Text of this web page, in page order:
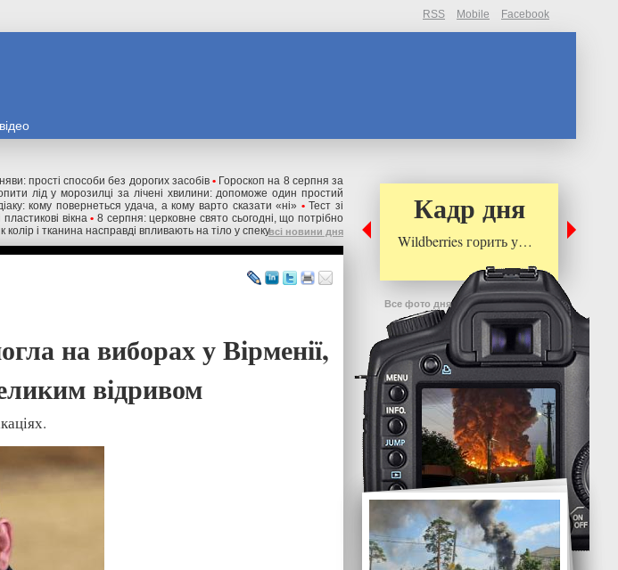
RSS Mobile Facebook
прості способи без дорогих засобів • Гороскоп на 8 серпня за
лід у морозилці за лічені хвилини: допоможе один простий
кому повернеться удача, а кому варто сказати «ні» • Тест зі
вікна • 8 серпня: церковне свято сьогодні, що потрібно
колір і тканина насправді впливають на тіло у спекувсі новини дня
на виборах у Вірменії,
відривом
Кадр дня
Wildberries горить у…
Все фото дня